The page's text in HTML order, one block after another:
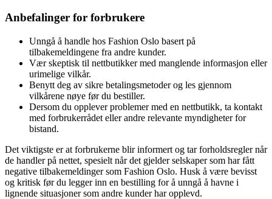
Anbefalinger for forbrukere
Unngå å handle hos Fashion Oslo basert på
tilbakemeldingene fra andre kunder.
Vær skeptisk til nettbutikker med manglende informasjon eller
urimelige vilkår.
Benytt deg av sikre betalingsmetoder og les gjennom
vilkårene nøye før du bestiller.
Dersom du opplever problemer med en nettbutikk, ta kontakt
med forbrukerrådet eller andre relevante myndigheter for
bistand.
Det viktigste er at forbrukerne blir informert og tar forholdsregler når
de handler på nettet, spesielt når det gjelder selskaper som har fått
negative tilbakemeldinger som Fashion Oslo. Husk å være bevisst
og kritisk før du legger inn en bestilling for å unngå å havne i
lignende situasjoner som andre kunder har opplevd.